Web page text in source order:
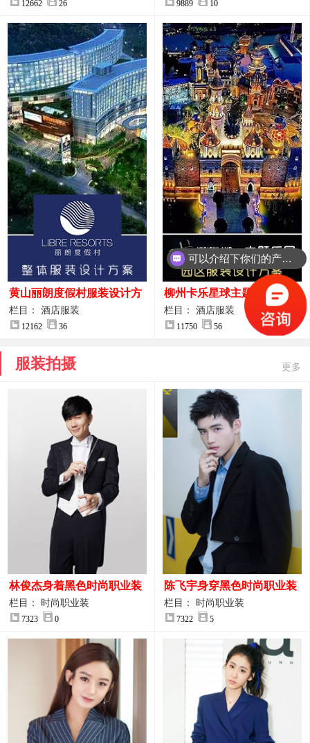
12662 26 9889 10
黄山丽朗度假村服装设计方
案
栏目： 酒店服装
12162 36
柳州卡乐星球主题乐园园区
服装设计方案
栏目： 酒店服装
11750 56
服装拍摄 更多
林俊杰身着黑色时尚职业装
制服图片
栏目： 时尚职业装
7323 0
陈飞宇身穿黑色时尚职业装
图片
栏目： 时尚职业装
7322 5
可以介绍下你们的产品么？
你们是怎么收费的呢？